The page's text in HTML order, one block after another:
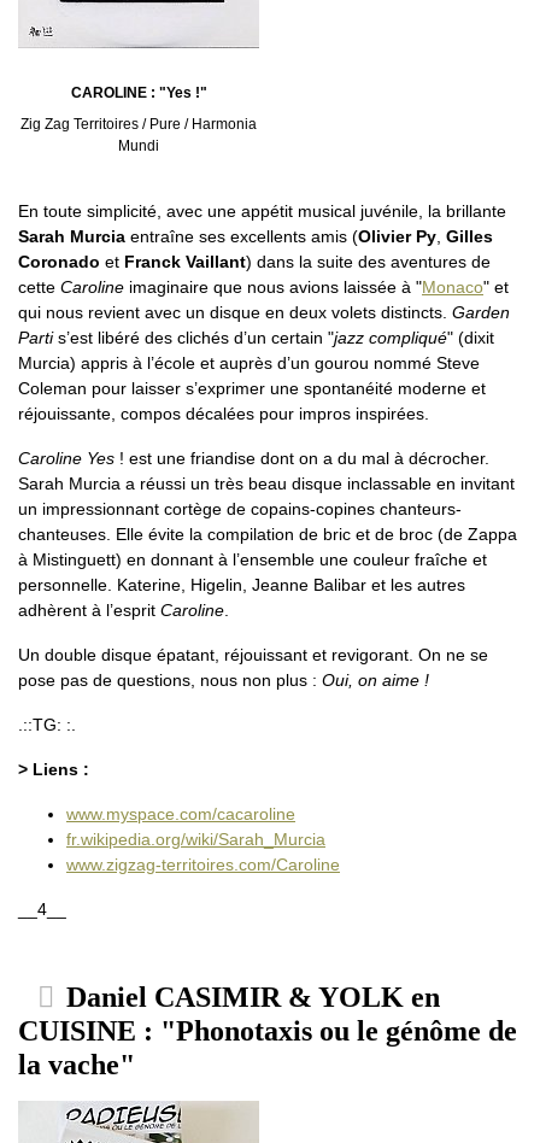
CAROLINE : "Yes !"
Zig Zag Territoires / Pure / Harmonia
Mundi
En toute simplicité, avec une appétit musical juvénile, la brillante
Sarah Murcia entraîne ses excellents amis (Olivier Py Gilles
Coronado et Franck Vaillant) dans la suite des aventures de
cette Caroline imaginaire que nous avions laissée à "Monaco" et
qui nous revient avec un disque en deux volets distincts. Garden
Partis’est libéré des clichés d’un certain "jazz compliqué" (dixit
Murcia) appris à l’école et auprès d’un gourou nommé Steve
Coleman pour laisser s’exprimer une spontanéité moderne et
réjouissante, compos décalées pour impros inspirées.
Caroline Yes ! est une friandise dont on a du mal à décrocher.
Sarah Murcia a réussi un très beau disque inclassable en invitant
un impressionnant cortège de copains-copines chanteurs-
chanteuses. Elle évite la compilation de bric et de broc (de Zappa
à Mistinguett) en donnant à l’ensemble une couleur fraîche et
personnelle. Katerine, Higelin, Jeanne Balibar et les autres
adhèrent à l’esprit Caroline
Un double disque épatant, réjouissant et revigorant. On ne se
pose pas de questions, nous non plus : Oui, on aime !
.::TG: :.
> Liens :
www.myspace.com/cacaroline
fr.wikipedia.org/wiki/Sarah_Murcia
www.zigzag-territoires.com/Caroline
__4__
Daniel CASIMIR & YOLK en
CUISINE : "Phonotaxis ou le génôme de
la vache"